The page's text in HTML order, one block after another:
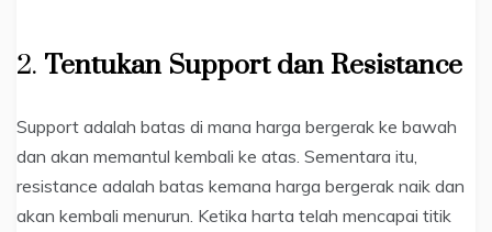
2. Tentukan Support dan Resistance
Support adalah batas di mana harga bergerak ke bawah
dan akan memantul kembali ke atas. Sementara itu,
resistance adalah batas kemana harga bergerak naik dan
akan kembali menurun. Ketika harta telah mencapai titik